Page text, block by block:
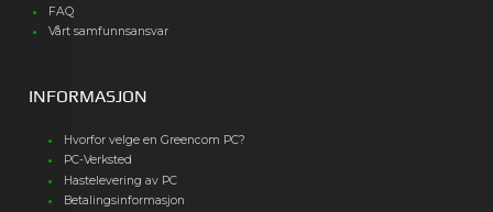
FAQ
Vårt samfunnsansvar
INFORMASJON
Hvorfor velge en Greencom PC?
PC-Verksted
Hastelevering av PC
Betalingsinformasjon